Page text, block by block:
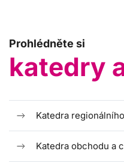
Prohlédněte si
katedry
Katedra
Katedra obchodu a